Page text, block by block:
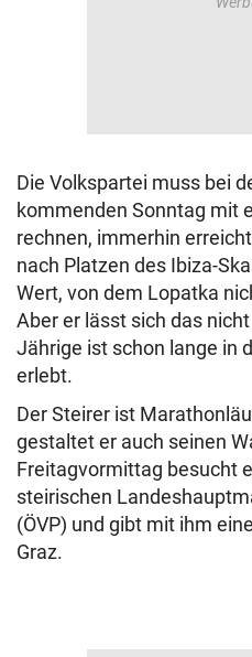
Die Volkspartei muss bei
kommenden Sonntag mit
rechnen, immerhin
nach Platzen des Ibiza-
Wert, von dem Lopatka
Aber er lässt sich das
Jährige ist schon lange in
erlebt.
Der Steirer ist
gestaltet er auch seinen
Freitagvormittag besucht
steirischen
(ÖVP) und gibt mit ihm
Graz.